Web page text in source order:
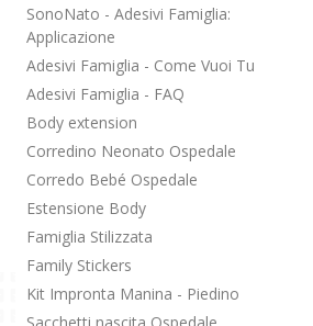
SonoNato - Adesivi Famiglia:
Applicazione
Adesivi Famiglia - Come Vuoi Tu
Adesivi Famiglia - FAQ
Body extension
Corredino Neonato Ospedale
Corredo Bebé Ospedale
Estensione Body
Famiglia Stilizzata
Family Stickers
Kit Impronta Manina - Piedino